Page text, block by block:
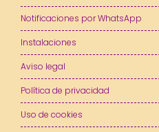
Notificaciones por WhatsApp
Instalaciones
Aviso legal
Política de privacidad
Uso de cookies